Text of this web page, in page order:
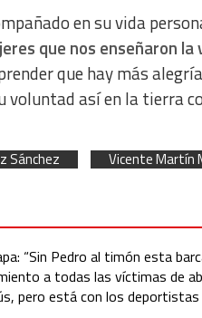
en su vida
que nos enseñaron
que hay más
así en la tierra
Sánchez Vicente Martín
“Sin Pedro al timón esta
a todas las víctimas de
pero está con los